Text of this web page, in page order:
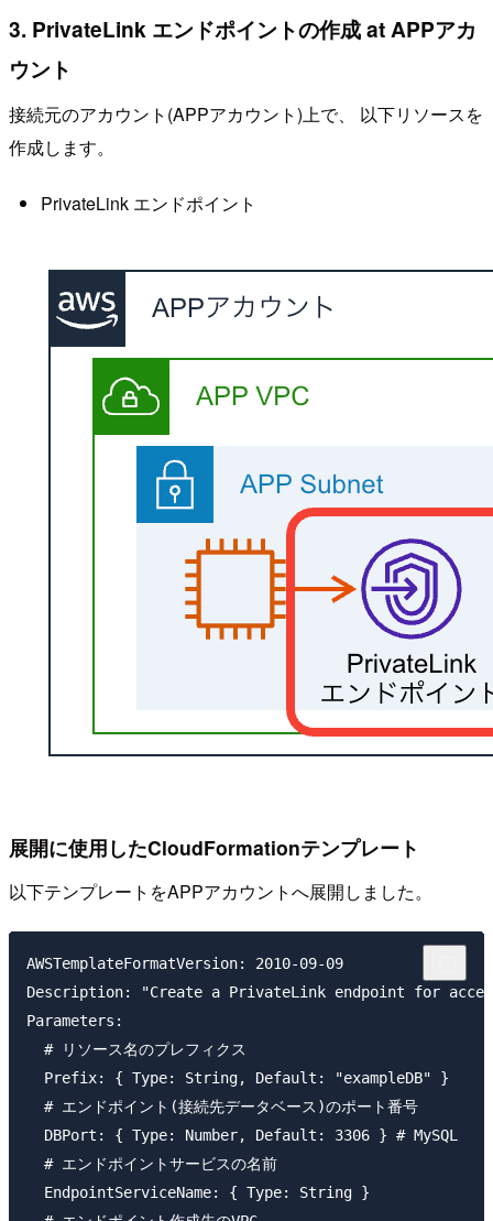
3. PrivateLink エンドポイントの作成 at APPアカ
ウント
接続元のアカウント(APPアカウント)上で、 以下リソースを
作成します。
PrivateLink エンドポイント
展開に使用したCloudFormationテンプレート
以下テンプレートをAPPアカウントへ展開しました。
AWSTemplateFormatVersion: 2010-09-09
Description: "Create a PrivateLink endpoint for
Parameters:
  # リソース名のプレフィクス
  Prefix: { Type: String, Default: "exampleDB" }
  # エンドポイント(接続先データベース)のポート番号
  DBPort: { Type: Number, Default: 3306 } # MySQL
  # エンドポイントサービスの名前
  EndpointServiceName: { Type: String }